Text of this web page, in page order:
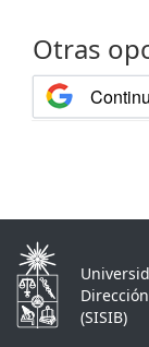
Otras
(SISIB)